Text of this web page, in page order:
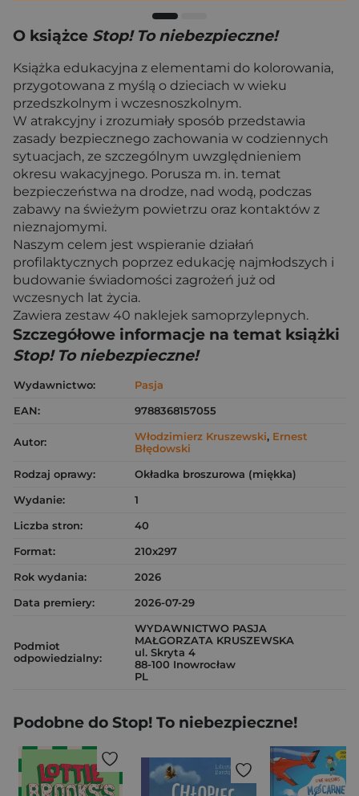
O książce Stop! To niebezpieczne!
Książka edukacyjna z elementami do kolorowania,
przygotowana z myślą o dzieciach w wieku
przedszkolnym i wczesnoszkolnym.
W atrakcyjny i zrozumiały sposób przedstawia
zasady bezpiecznego zachowania w codziennych
sytuacjach, ze szczególnym uwzględnieniem
okresu wakacyjnego. Porusza m. in. temat
bezpieczeństwa na drodze, nad wodą, podczas
zabawy na świeżym powietrzu oraz kontaktów z
nieznajomymi.
Naszym celem jest wspieranie działań
profilaktycznych poprzez edukację najmłodszych i
budowanie świadomości zagrożeń już od
wczesnych lat życia.
Zawiera zestaw 40 naklejek samoprzylepnych.
Szczegółowe informacje na temat książki
Stop! To niebezpieczne!
Wydawnictwo:
Pasja
EAN:
9788368157055
Autor: Włodzimierz Kruszewski, Ernest
Błędowski
Rodzaj oprawy:
Okładka broszurowa (miękka)
Wydanie:
1
Liczba stron:
40
Format:
210x297
Rok wydania:
2026
Data premiery:
2026-07-29
Podmiot
odpowiedzialny:
WYDAWNICTWO PASJA
MAŁGORZATA KRUSZEWSKA
ul. Skryta 4
88-100 Inowrocław
PL
Podobne do Stop! To niebezpieczne!